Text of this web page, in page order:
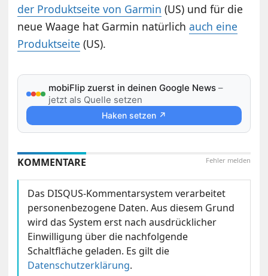
der Produktseite von Garmin (US) und für die
neue Waage hat Garmin natürlichauch eine
Produktseite (US).
mobiFlip zuerst in deinen Google News –
jetzt als Quelle setzen
Haken setzen ↗
Fehler melden
KOMMENTARE
Das DISQUS-Kommentarsystem verarbeitet
personenbezogene Daten. Aus diesem Grund
wird das System erst nach ausdrücklicher
Einwilligung über die nachfolgende
Schaltfläche geladen. Es gilt die
Datenschutzerklärung.